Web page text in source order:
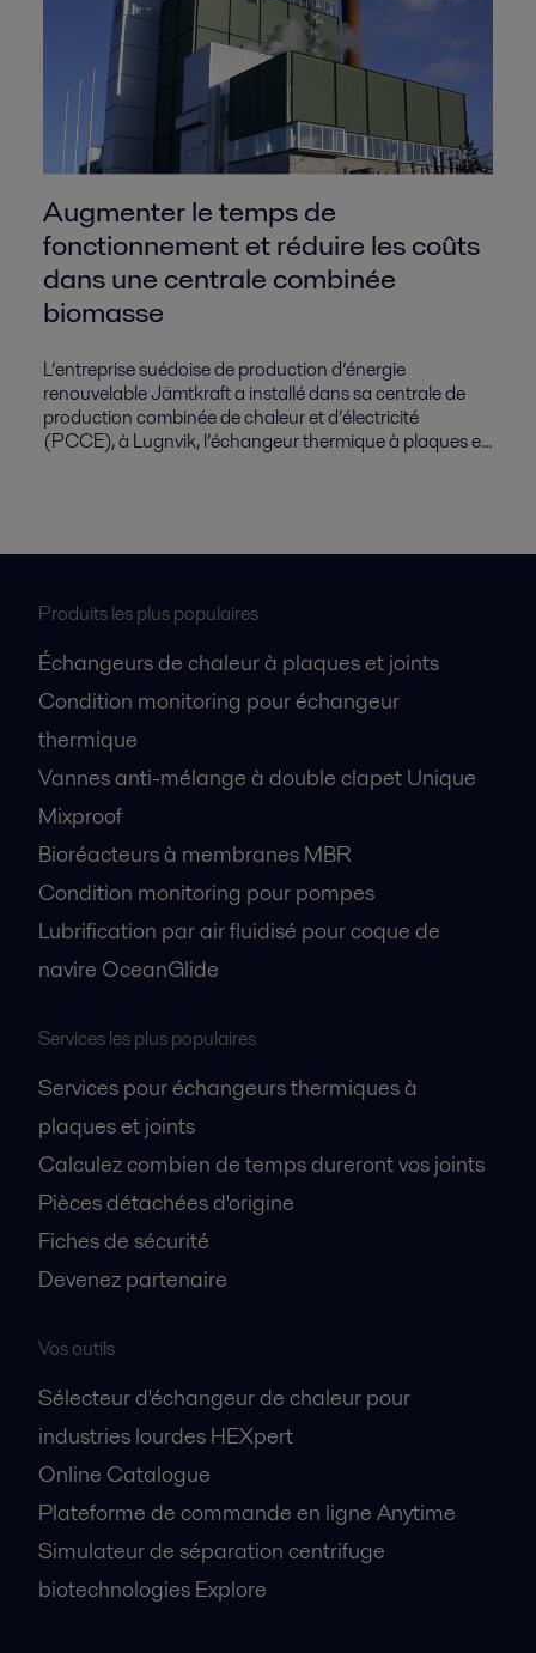
Augmenter le temps de
fonctionnement et réduire les coûts
dans une centrale combinée
biomasse
L’entreprise suédoise de production d’énergie
renouvelable Jämtkraft a installé dans sa centrale de
production combinée de chaleur et d’électricité
(PCCE), à Lugnvik, l’échangeur thermique à plaques e...
Produits les plus populaires
Échangeurs de chaleur à plaques et joints
Condition monitoring pour échangeur
thermique
Vannes anti-mélange à double clapet Unique
Mixproof
Bioréacteurs à membranes MBR
Condition monitoring pour pompes
Lubrification par air fluidisé pour coque de
navire OceanGlide
Services les plus populaires
Services pour échangeurs thermiques à
plaques et joints
Calculez combien de temps dureront vos joints
Pièces détachées d'origine
Fiches de sécurité
Devenez partenaire
Vos outils
Sélecteur d'échangeur de chaleur pour
industries lourdes HEXpert
Online Catalogue
Plateforme de commande en ligne Anytime
Simulateur de séparation centrifuge
biotechnologies Explore